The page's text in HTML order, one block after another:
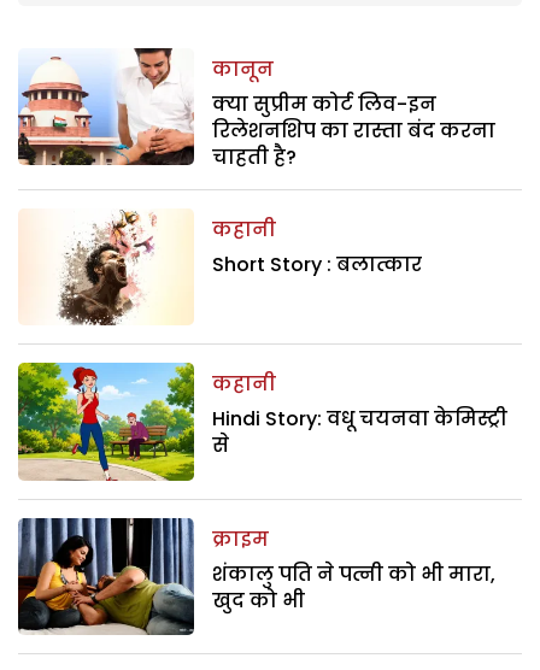
कानून
क्या सुप्रीम कोर्ट लिव-इन
रिलेशनशिप का रास्ता बंद करना
चाहती है?
कहानी
Short Story : बलात्कार
कहानी
Hindi Story: वधू चयनवा केमिस्ट्री
से
क्राइम
शंकालु पति ने पत्नी को भी मारा,
खुद को भी